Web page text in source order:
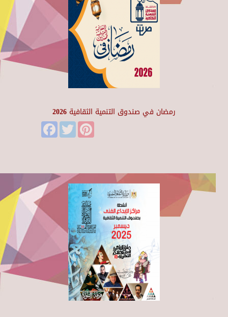
رمضان في صندوق التنمية الثقافية 2026
FacebookTwitter